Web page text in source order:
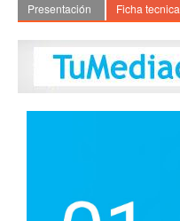
Presentación Ficha tecnica